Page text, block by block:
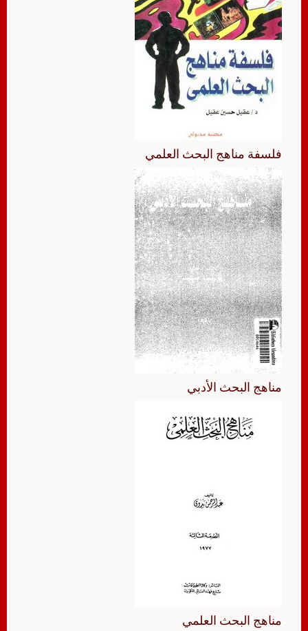
فلسفة مناهج البحث العلمي
مناهج البحث الأدبي
مناهج البحث العلمي